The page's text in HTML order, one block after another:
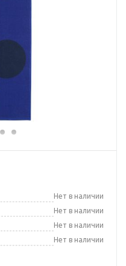
Нет в наличии
Нет в наличии
Нет в наличии
Нет в наличии